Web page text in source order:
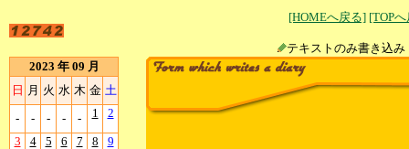
[HOMEへ戻る] [TOP
テキストのみ書
2023 年 09 月
日 月 火 水 木 金 土
- - - - - 1 2
3 4 5 6 7 8 9